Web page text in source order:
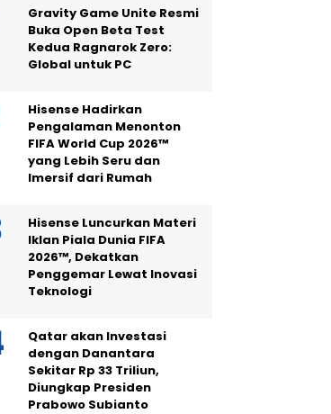
Gravity Game Unite Resmi
Buka Open Beta Test
Kedua Ragnarok Zero:
Global untuk PC
Hisense Hadirkan
Pengalaman Menonton
FIFA World Cup 2026™
yang Lebih Seru dan
Imersif dari Rumah
Hisense Luncurkan Materi
Iklan Piala Dunia FIFA
2026™, Dekatkan
Penggemar Lewat Inovasi
Teknologi
Qatar akan Investasi
dengan Danantara
Sekitar Rp 33 Triliun,
Diungkap Presiden
Prabowo Subianto